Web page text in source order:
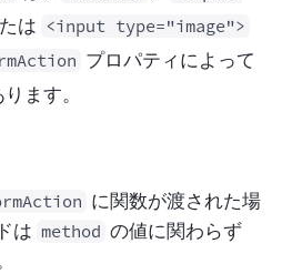
は <input type="image">
プロパティによって
ます。
に関数が渡された場
は method の値に関わらず